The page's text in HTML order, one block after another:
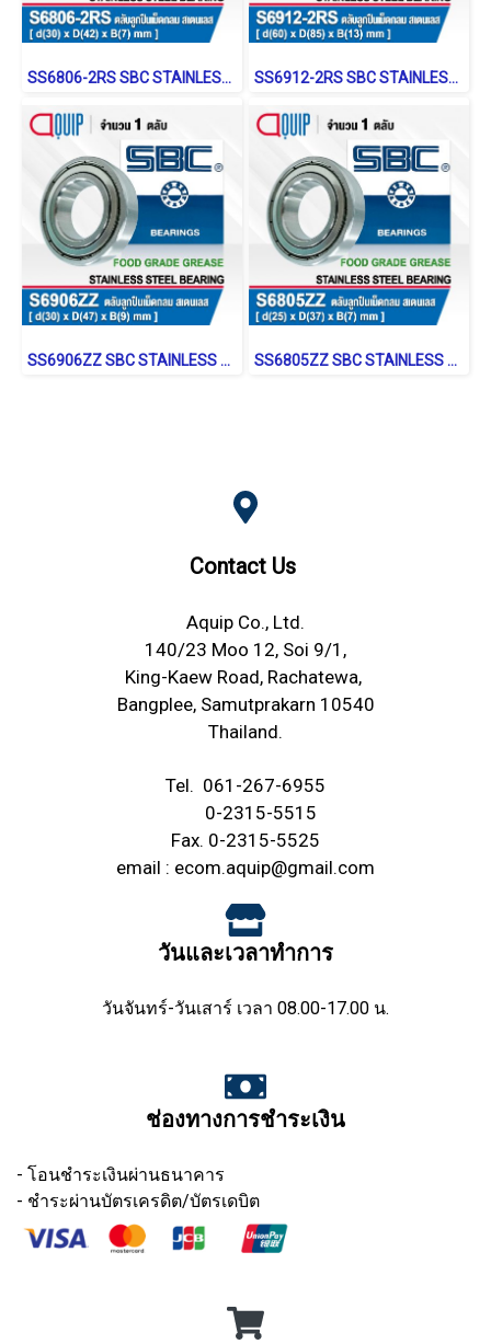
SS6806-2RS SBC STAINLESS BALL BEARING Shield Type SS6912-2RS SBC STAINLESS BALL BEARING Shield Type
SS6906ZZ SBC STAINLESS BALL BEARING Stainless Type SS6805ZZ SBC STAINLESS BALL BEARING Stainless Type
Contact Us
Aquip Co., Ltd.
140/23 Moo 12, Soi 9/1,
King-Kaew Road, Rachatewa,
Bangplee, Samutprakarn 10540
Thailand.
Tel. 061-267-6955
0-2315-5515
Fax. 0-2315-5525
email : ecom.aquip@gmail.com
วันและเวลาทำการ
วันจันทร์-วันเสาร์ เวลา 08.00-17.00 น.
ช่องทางการชำระเงิน
- โอนชำระเงินผ่านธนาคาร
- ชำระผ่านบัตรเครดิต/บัตรเดบิต